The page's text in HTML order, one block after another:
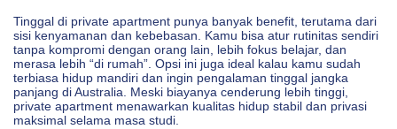
Tinggal di private apartment punya banyak benefit, terutama dari
sisi kenyamanan dan kebebasan. Kamu bisa atur rutinitas sendiri
tanpa kompromi dengan orang lain, lebih fokus belajar, dan
merasa lebih “di rumah”. Opsi ini juga ideal kalau kamu sudah
terbiasa hidup mandiri dan ingin pengalaman tinggal jangka
panjang di Australia. Meski biayanya cenderung lebih tinggi,
private apartment menawarkan kualitas hidup stabil dan privasi
maksimal selama masa studi.